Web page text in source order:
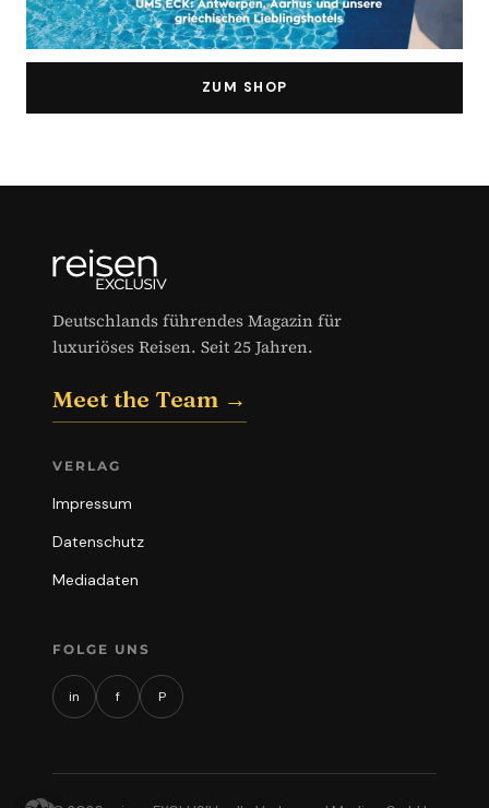
ZUM SHOP
Deutschlands führendes Magazin für
luxuriöses Reisen. Seit 25 Jahren.
Meet the Team →
VERLAG
Impressum
Datenschutz
Mediadaten
FOLGE UNS
in f P